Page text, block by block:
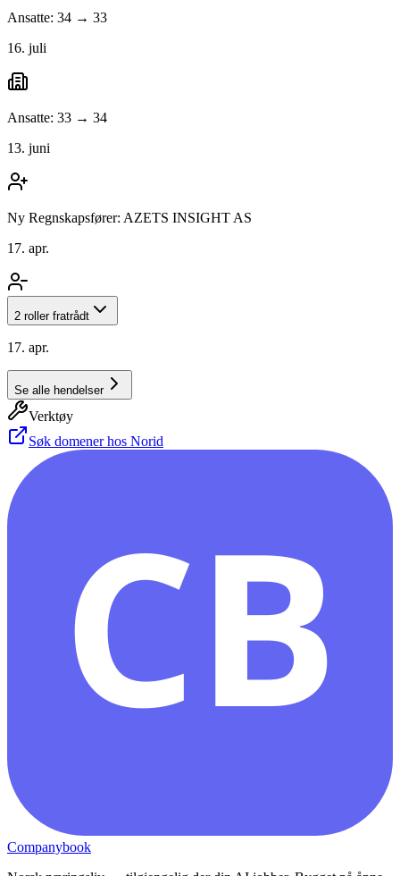
Ansatte: 34 → 33
16. juli
Ansatte: 33 → 34
13. juni
Ny Regnskapsfører: AZETS INSIGHT AS
17. apr.
2 roller fratrådt
17. apr.
Se alle hendelser
Verktøy
Søk domener hos Norid
CB
Companybook